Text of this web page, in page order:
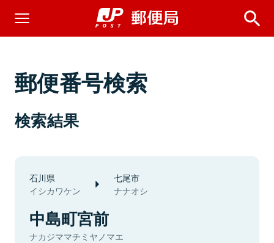
郵便番号検索
検索結果
石川県
イシカワケン
七尾市
ナナオシ
中島町宮前
ナカジママチミヤノマエ